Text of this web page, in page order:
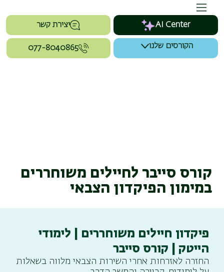
077-8040865
יצירת קשר AI Center
הקורסים שלנו
קורס סייבר לחיילים משוחררים
במימון הפיקדון הצבאי
פיקדון חיילים משוחררים | לימודי
הייטק | קורס סייבר
החזרה לאזרחות אחרי השירות הצבאי מלווה בשאלות